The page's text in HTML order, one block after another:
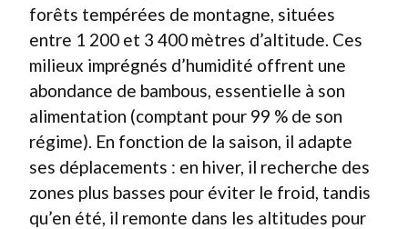
forêts tempérées de montagne, situées
entre 1 200 et 3 400 mètres d’altitude. Ces
milieux imprégnés d’humidité offrent une
abondance de bambous, essentielle à son
alimentation (comptant pour 99 % de son
régime). En fonction de la saison, il adapte
ses déplacements : en hiver, il recherche des
zones plus basses pour éviter le froid, tandis
qu’en été, il remonte dans les altitudes pour